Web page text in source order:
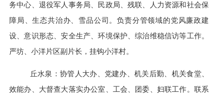
务中心、退役军人事务局、民政局、残联、人力资源和社会保
障局、生态共治办、雪品公司。负责分管领域的党风廉政建
设、意识形态、安全生产、环境保护、综治维稳信访等工作。
严坊、小洋片区副片长，挂钩小洋村。
丘水泉：协管人大办、党建办、机关后勤、机关食堂、
效能办、大督查大落实办公室、工会、团委、妇联工作。联系